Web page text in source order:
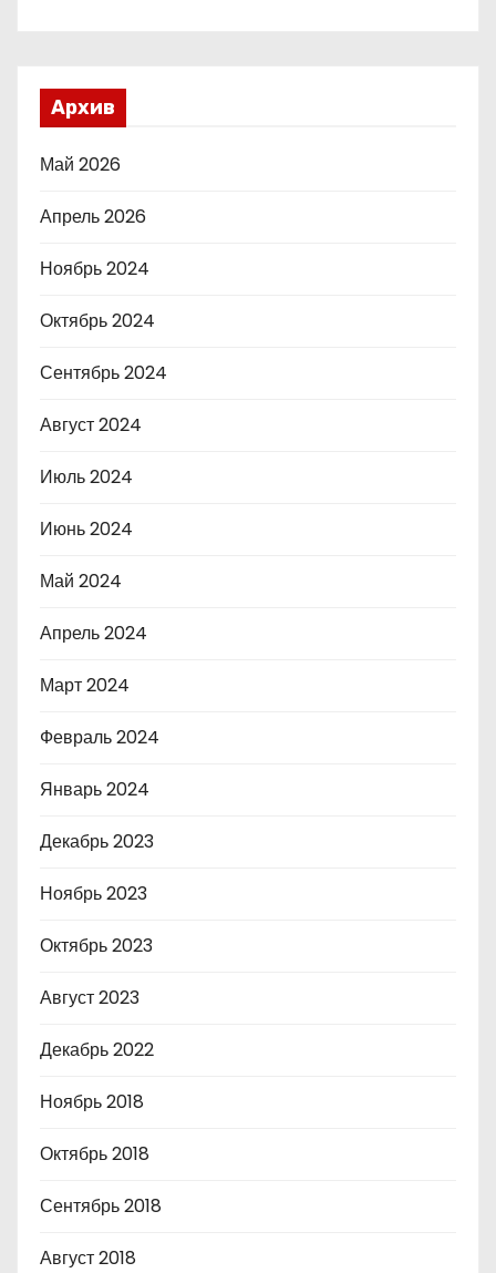
Архив
Май 2026
Апрель 2026
Ноябрь 2024
Октябрь 2024
Сентябрь 2024
Август 2024
Июль 2024
Июнь 2024
Май 2024
Апрель 2024
Март 2024
Февраль 2024
Январь 2024
Декабрь 2023
Ноябрь 2023
Октябрь 2023
Август 2023
Декабрь 2022
Ноябрь 2018
Октябрь 2018
Сентябрь 2018
Август 2018